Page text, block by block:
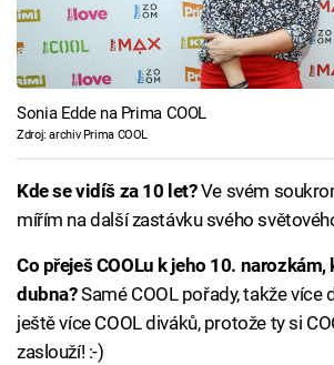
Sonia Edde na Prima COOL
Zdroj: archiv Prima COOL
Kde se vidíš za 10 let?Ve svém
mířím na další zastávku svého
Co přeješ COOLu k jeho 10. narozkám,
dubna?Samé COOL pořady, takže více
ještě více COOL diváků, protože ty si
zaslouží! :-)